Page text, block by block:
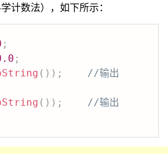
计数法），如下所示：
;
;
( ) ) ;
//输出
( ) ) ;
//输出